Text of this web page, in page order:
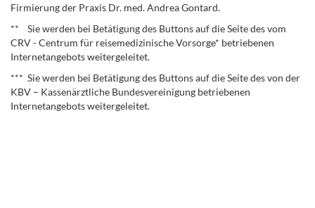
Firmierung der Praxis Dr. med. Andrea Gontard.
** Sie werden bei Betätigung des Buttons auf die Seite des vom
CRV - Centrum für reisemedizinische Vorsorge* betriebenen
Internetangebots weitergeleitet.
*** Sie werden bei Betätigung des Buttons auf die Seite des von der
KBV – Kassenärztliche Bundesvereinigung betriebenen
Internetangebots weitergeleitet.